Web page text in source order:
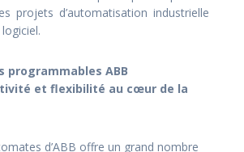
projets d’automatisation industrielle
logiciel.
programmables ABB
et flexibilité au cœur de la
d’ABB offre un grand nombre